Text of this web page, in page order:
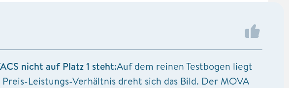
nicht auf Platz 1 steht:Auf dem reinen Testbogen liegt
Leistungs-Verhältnis dreht sich das Bild. Der MOVA